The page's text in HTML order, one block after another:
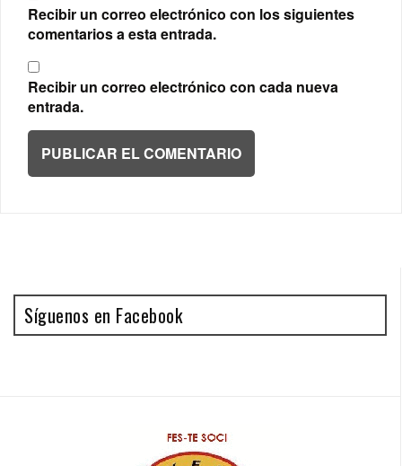
Recibir un correo electrónico con los siguientes
comentarios a esta entrada.
Recibir un correo electrónico con cada nueva
entrada.
Síguenos en Facebook